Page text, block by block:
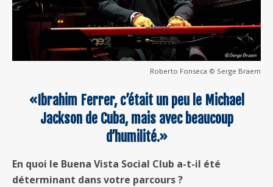
Roberto Fonseca © Serge Braem
«Ibrahim Ferrer, c’était un peu le Michael
Jackson de Cuba, mais avec beaucoup
d’humilité.»
En quoi le Buena Vista Social Club a-t-il été
déterminant dans votre parcours ?